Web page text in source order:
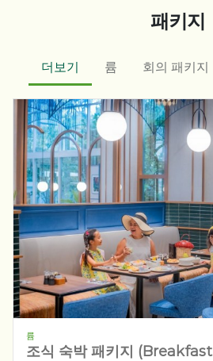
패키지
더보기 륨 회의 패키지
륨
조식 숙박 패키지